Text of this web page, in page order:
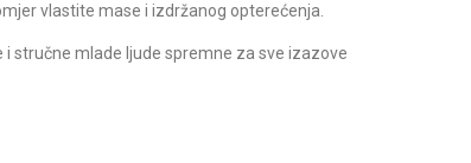
vlastite mase i izdržanog opterećenja.
stručne mlade ljude spremne za sve izazove